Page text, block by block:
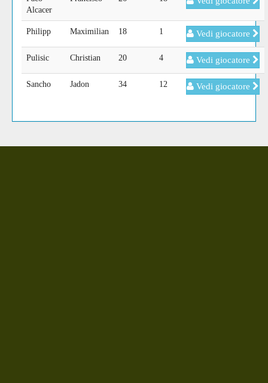
Alcacer
Philipp Maximilian 18 1 Vedi giocatore
Pulisic Christian 20 4 Vedi giocatore
Sancho Jadon 34 12 Vedi giocatore